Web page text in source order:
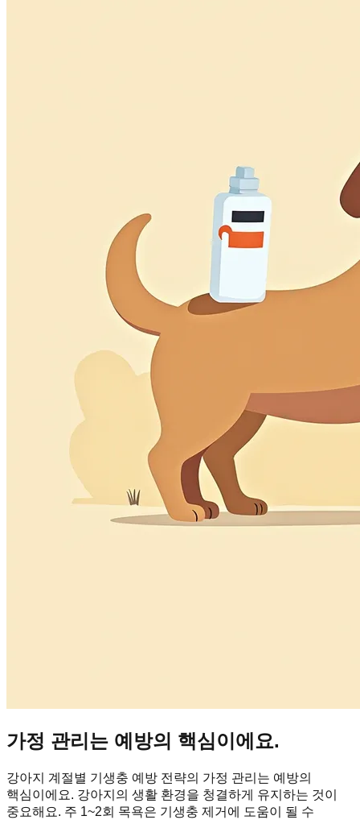
가정 관리는 예방의 핵심이에요.
강아지 계절별 기생충 예방 전략의 가정 관리는 예방의
핵심이에요. 강아지의 생활 환경을 청결하게 유지하는 것이
중요해요. 주 1~2회 목욕은 기생충 제거에 도움이 될 수